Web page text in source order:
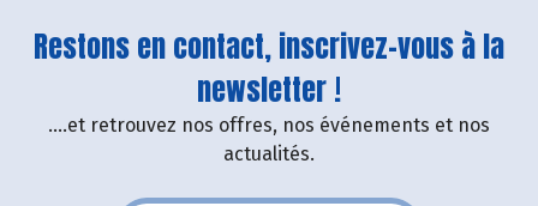
Restons en contact, inscrivez-vous à la
newsletter !
....et retrouvez nos offres, nos événements et nos
actualités.